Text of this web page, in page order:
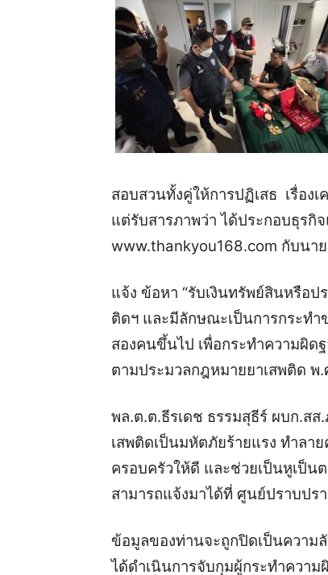
สอบสวนทั้งคู่ให้การปฏิเสธ เรื่อง
แต่รับสารภาพว่า ได้ประกอบธุร
www.thankyou168.com กับนา
แจ้ง ข้อหา “รับเงินทรัพย์สินหรือ
ติดฯ และมีลักษณะเป็นการกระท
สองคนขึ้นไป เพื่อกระทำความผิด
ตามประมวลกฎหมายยาเสพติด พ
พล.ต.ต.ธีรเดช ธรรมสุธีร์ ผบก.ส
เสพติดเป็นมหัตภัยร้ายแรง ทำลา
ครอบครัวให้ดี และช่วยเป็นหูเป็น
สามารถแจ้งมาได้ที่ ศูนย์ปราบปร
ข้อมูลของท่านจะถูกปิดเป็นความ
ได้ดำเนินการจับกุมผู้กระทำควา